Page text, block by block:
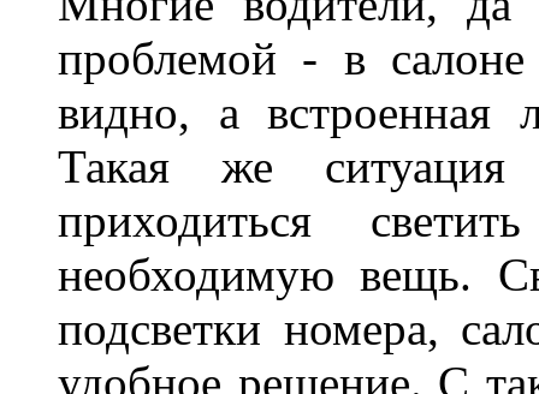
проблемой - в
видно, а встроенная
Такая же
приходиться
необходимую вещь.
подсветки номера,
удобное решение. С